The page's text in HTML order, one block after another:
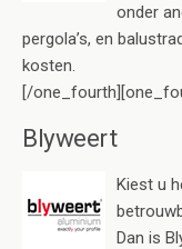
onder
pergola’s, en
kosten.
[/
Blyweert
Kiest u
Dan is